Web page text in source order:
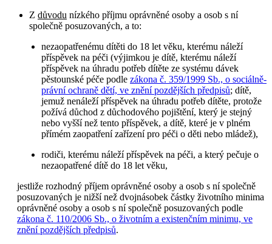
Z důvodu nízkého příjmu oprávněné osoby a osob s ní
společně posuzovaných, a to:
nezaopatřenému dítěti do 18 let věku, kterému náleží
příspěvek na péči (výjimkou je dítě, kterému náleží
příspěvek na úhradu potřeb dítěte ze systému dávek
pěstounské péče podlezákona č. 359/1999 Sb., o sociálně-
právní ochraně dětí, ve znění pozdějších předpisů; dítě,
jemuž nenáleží příspěvek na úhradu potřeb dítěte, protože
požívá důchod z důchodového pojištění, který je stejný
nebo vyšší než tento příspěvek, a dítě, které je v plném
přímém zaopatření zařízení pro péči o děti nebo mládež),
rodiči, kterému náleží příspěvek na péči, a který pečuje o
nezaopatřené dítě do 18 let věku,
jestliže rozhodný příjem oprávněné osoby a osob s ní společně
posuzovaných je nižší než dvojnásobek částky životního minima
oprávněné osoby a osob s ní společně posuzovaných podle
zákona č. 110/2006 Sb., o životním a existenčním minimu, ve
znění pozdějších předpisů.